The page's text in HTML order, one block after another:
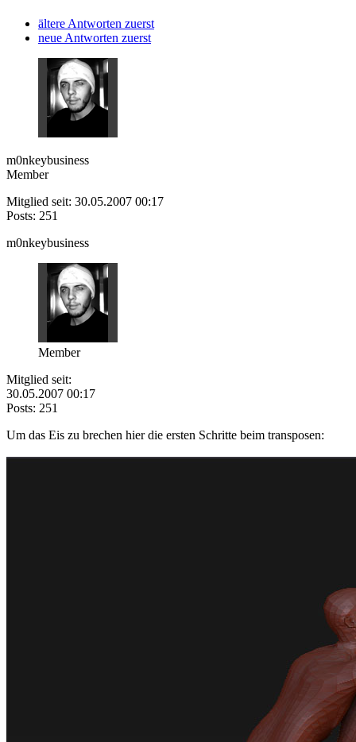
ältere Antworten zuerst
neue Antworten zuerst
m0nkeybusiness
Member
Mitglied seit: 30.05.2007 00:17
Posts: 251
m0nkeybusiness
Member
Mitglied seit:
30.05.2007 00:17
Posts: 251
Um das Eis zu brechen hier die ersten Schritte beim transposen: